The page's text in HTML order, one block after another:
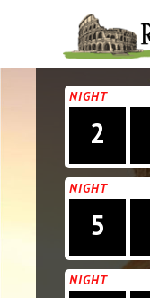
NIGHT
2
NIGHT
5
NIGHT